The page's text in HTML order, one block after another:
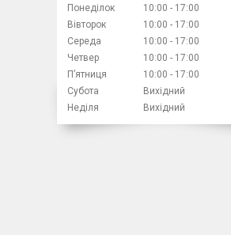
Понеділок 10:00
17:00
Вівторок
10:00
17:00
Середа
10:00
17:00
Четвер
10:00
17:00
Пʼятниця
10:00
17:00
Субота
Вихідний
Неділя
Вихідний